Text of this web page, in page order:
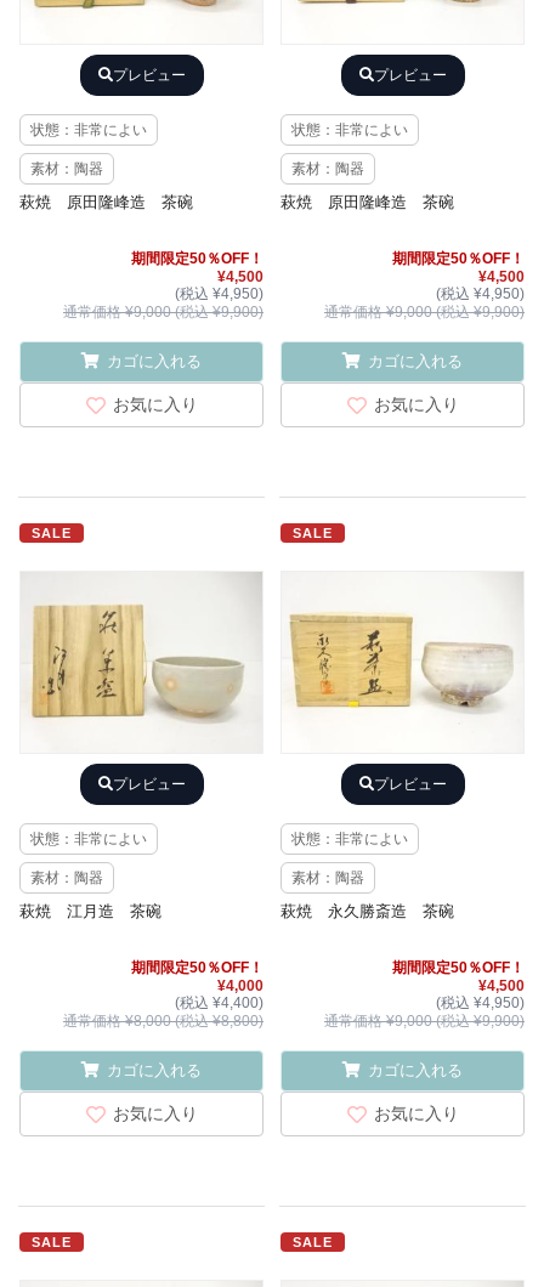
プレビュー
状態：非常によい
素材：陶器
萩焼 原田隆峰造 茶碗
期間限定50％OFF！
¥4,500
(税込 ¥4,950)
通常価格 ¥9,000 (税込 ¥9,900)
カゴに入れる
お気に入り
プレビュー
状態：非常によい
素材：陶器
萩焼 原田隆峰造 茶碗
期間限定50％OFF！
¥4,500
(税込 ¥4,950)
通常価格 ¥9,000 (税込 ¥9,900)
カゴに入れる
お気に入り
SALE
プレビュー
状態：非常によい
素材：陶器
萩焼 江月造 茶碗
期間限定50％OFF！
¥4,000
(税込 ¥4,400)
通常価格 ¥8,000 (税込 ¥8,800)
カゴに入れる
お気に入り
SALE
プレビュー
状態：非常によい
素材：陶器
萩焼 永久勝斎造 茶碗
期間限定50％OFF！
¥4,500
(税込 ¥4,950)
通常価格 ¥9,000 (税込 ¥9,900)
カゴに入れる
お気に入り
SALE SALE